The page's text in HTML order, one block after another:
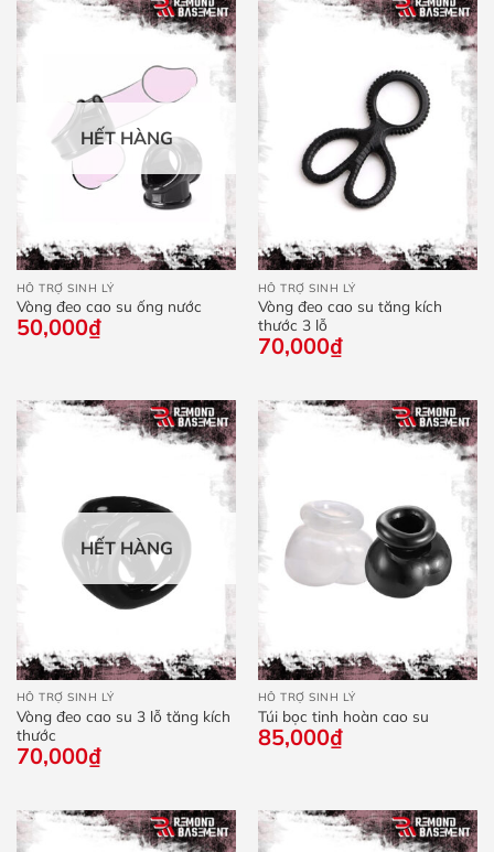
HẾT HÀNG
HỖ TRỢ SINH LÝ
Vòng đeo cao su ống nước
50,000₫
HỖ TRỢ SINH LÝ
Vòng đeo cao su tăng kích
thước 3 lỗ
70,000₫
HẾT HÀNG
HỖ TRỢ SINH LÝ
Vòng đeo cao su 3 lỗ tăng kích
thước
70,000₫
HỖ TRỢ SINH LÝ
Túi bọc tinh hoàn cao su
85,000₫